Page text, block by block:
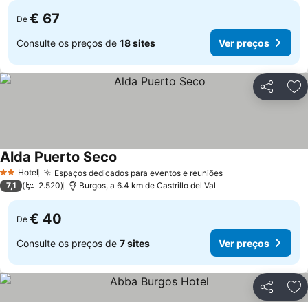
De € 67
Consulte os preços de 18 sites Ver preços
Partilhar
2 Estrelas
Hotel Espaços dedicados para eventos e reuniões
Alda Puerto Seco
7,1 2.520 Burgos, a 6.4 km de Castrillo del Val
De € 40
Consulte os preços de 7 sites Ver preços
Partilhar